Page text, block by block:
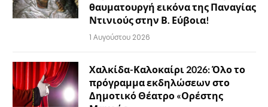
θαυματουργή εικόνα της Παναγίας
Ντινιούς στην Β. Εύβοια!
1 Αυγούστου 2026
Χαλκίδα-Καλοκαίρι 2026: Όλο το
πρόγραμμα εκδηλώσεων στο
Δημοτικό Θέατρο «Ορέστης